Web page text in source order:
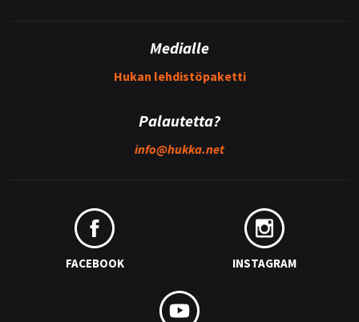
Medialle
Hukan lehdistöpaketti
Palautetta?
info@hukka.net
FACEBOOK INSTAGRAM